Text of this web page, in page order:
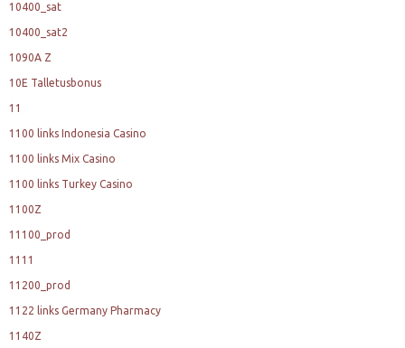
10400_sat
10400_sat2
1090A Z
10E Talletusbonus
11
1100 links Indonesia Casino
1100 links Mix Casino
1100 links Turkey Casino
1100Z
11100_prod
1111
11200_prod
1122 links Germany Pharmacy
1140Z